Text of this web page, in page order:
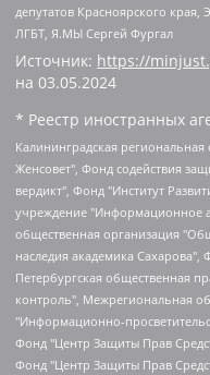
депутатов Красноярского
ЛГБТ, Я.МЫ Сергей Фургал
Источник: https://
на 03.05.2024
* Реестр иностранных
Калининградская региональная общественная организация "Экозащита!-Женсовет", Фонд содействия защите прав и свобод граждан "Общественный вердикт", Фонд "Институт Развития Свободы Информации", Частное учреждение "Информационное агентство МЕМО. РУ", Региональная общественная организация "Общественная комиссия по сохранению наследия академика Сахарова", Фонд поддержки свободы прессы, Санкт-Петербургская общественная правозащитная организация "Гражданский контроль", Межрегиональная общественная организация "Информационно-просветительский центр "Мемориал", Региональный Фонд "Центр Защиты Прав Средств Массовой Информации", с 05.12.2023 Фонд "Центр Защиты Прав Средств массовой информации", Региональная общественная благотворительная организация помощи беженцам и мигрантам "Гражданское содействие", Негосударственное образовательное учреждение дополнительного профессионального образования (повышение квалификации) специалистов "АКАДЕМИЯ ПО ПРАВАМ ЧЕЛОВЕКА", Свердловская региональная общественная организация "Сутяжник", Автономная некоммерческая организация "Центр независимых социологических исследований", Союз общественных объединений "Российский исследовательский центр по правам человека", Региональное общественное учреждение научно-информационный центр "МЕМОРИАЛ", Некоммерческая организация "Фонд защиты гласности", Автономная некоммерческая организация "Институт прав человека", Городская общественная организация "Екатеринбургское общество "МЕМОРИАЛ", Городская общественная организация "Рязанское историко-просветительское и правозащитное общество "Мемориал" (Рязанский Мемориал), Челябинский региональный орган общественной самодеятельности – женское общественное объединение "Женщины Евразии", Челябинский региональный орган общественной самодеятельности "Уральская правозащитная группа", Фонд содействия защите здоровья и социальной справедливости имени Андрея Рылькова, Автономная Некоммерческая Организация "Аналитический Центр Юрия Левады", Автономная некоммерческая организация социальной поддержки населения "Проект Апрель", Региональная общественная организация помощи женщинам и детям, находящимся в кризисной ситуации "Информационно-методический центр "Анна", Фонд содействия развитию массовых коммуникаций и правовому просвещению "Так-так-Так", Фонд содействия устойчивому развитию "Серебряная тайга", Свердловский региональный общественный фонд социальных проектов "Новое время", "Idel.Реалии", Кавказ.Реалии, Крым.Реалии, Телеканал Настоящее Время, Татаро-башкирская служба Радио Свобода (Azatliq Radiosi), Радио Свободная Европа/Радио Свобода (PCE/PC), "Сибирь.Реалии", "Фактограф", Благотворительный фонд помощи осужденным и их семьям, Автономная некоммерческая организация "Институт глобализации и социальных движений", Фонд "В защиту прав заключенных", Частное учреждение "Центр поддержки и содействия развитию средств массовой информации", Пензенский региональный общественный благотворительный фонд "Гражданский союз", "Север.Реалии", Некоммерческая организация Фонд "Правовая инициатива", Общество с ограниченной ответственностью "Радио Свободная Европа/Радио Свобода", Чешское информационное агентство "MEDIUM-ORIENT", Красноярская региональная общественная организация "Мы против СПИДа", Камалягин Денис Николаевич, Маркелов Сергей Евгеньевич, Пономарев Лев Александрович, Савицкая Людмила Алексеевна, Автономная некоммерческая организация "Центр по работе с проблемой насилия "НАСИЛИЮ.НЕТ", Межрегиональный профессиональный союз работников здравоохранения "Альянс врачей", Юридическое лицо, зарегистрированное в Латвийской Республике, SIA "Medusa Project" (регистрационный номер 40103797863, дата регистрации 10.06.2014), Некоммерческая организация "Фонд по борьбе с коррупцией", Автономная некоммерческая организация "Институт права и публичной политики", Баданин Роман Сергеевич, Гликин Максим Александрович, Железнова Мария Михайловна, Лукьянова Юлия Сергеевна, Маетная Елизавета Витальевна, Маняхин Петр Борисович, Чуракова Ольга Владимировна, Ярош Юлия Петровна, Юридическое лицо "The Insider SIA", зарегистрированное в Риге, Латвийская Республика (дата регистрации 26.06.2015), являющееся администратором доменного имени интернет-издания "The Insider SIA", https://theins.ru, Постернак Алексей Евгеньевич, Рубин Михаил Аркадьевич, Анин Роман